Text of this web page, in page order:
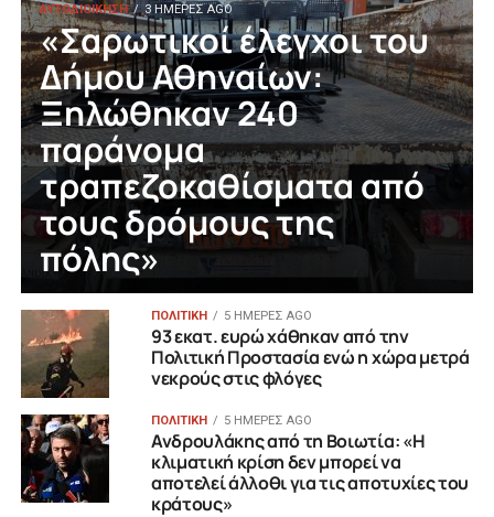
ΑΥΤΟΔΙΟΙΚΗΣΗ 3 ΗΜΈΡΕΣ AGO
«Σαρωτικοί έλεγχοι του
Δήμου Αθηναίων:
Ξηλώθηκαν 240
παράνομα
τραπεζοκαθίσματα από
τους δρόμους της
πόλης»
ΠΟΛΙΤΙΚΗ 5 ΗΜΈΡΕΣ AGO
93 εκατ. ευρώ χάθηκαν από την
Πολιτική Προστασία ενώ η χώρα μετρά
νεκρούς στις φλόγες
ΠΟΛΙΤΙΚΗ 5 ΗΜΈΡΕΣ AGO
Ανδρουλάκης από τη Βοιωτία: «Η
κλιματική κρίση δεν μπορεί να
αποτελεί άλλοθι για τις αποτυχίες του
κράτους»